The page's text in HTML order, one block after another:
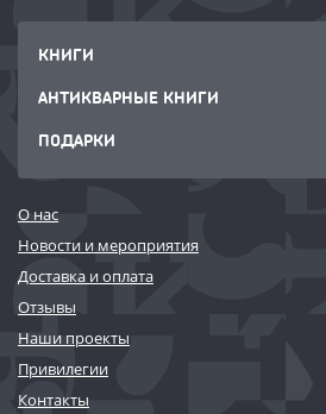
КНИГИ
АНТИКВАРНЫЕ КНИГИ
ПОДАРКИ
О нас
Новости и мероприятия
Доставка и оплата
Отзывы
Наши проекты
Привилегии
Контакты